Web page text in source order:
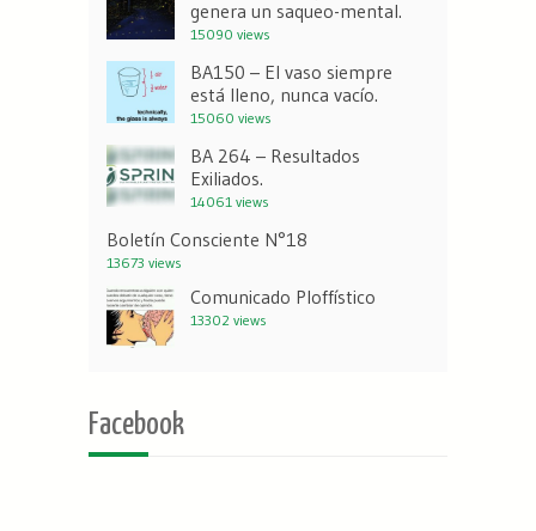
genera un saqueo-mental.
15090 views
BA150 – El vaso siempre
está lleno, nunca vacío.
15060 views
BA 264 – Resultados
Exiliados.
14061 views
Boletín Consciente N°18
13673 views
Comunicado Ploffístico
13302 views
Facebook